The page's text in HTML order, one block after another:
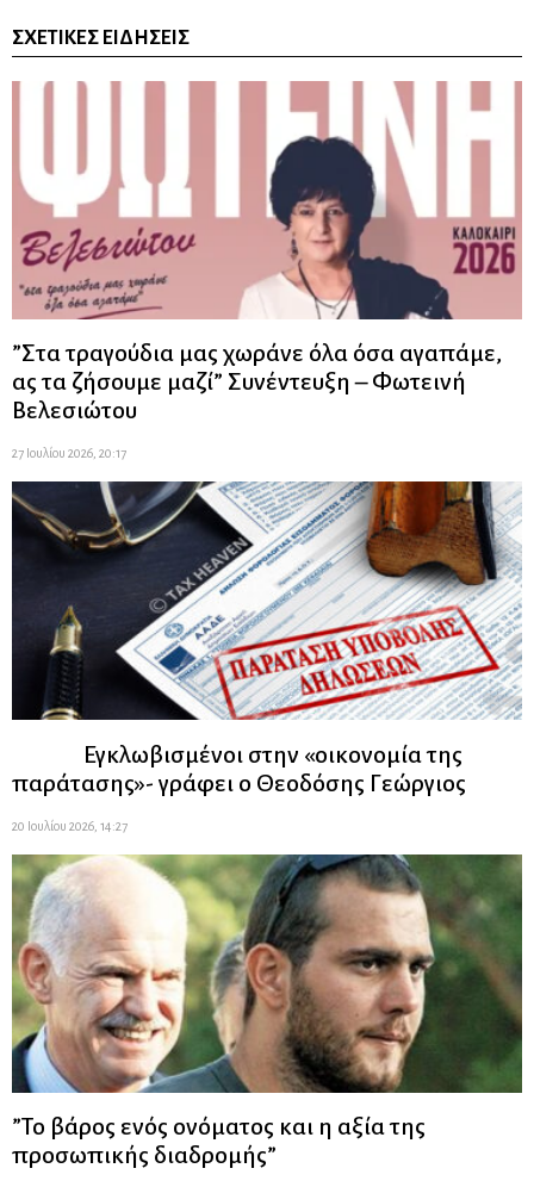
ΣΧΕΤΙΚΈΣ ΕΙΔΉΣΕΙΣ
”Στα τραγούδια μας χωράνε όλα όσα αγαπάμε,
ας τα ζήσουμε μαζί” Συνέντευξη – Φωτεινή
Βελεσιώτου
27 Ιουλίου 2026, 20:17
Εγκλωβισμένοι στην «οικονομία της
παράτασης»- γράφει ο Θεοδόσης Γεώργιος
20 Ιουλίου 2026, 14:27
”Το βάρος ενός ονόματος και η αξία της
προσωπικής διαδρομής”